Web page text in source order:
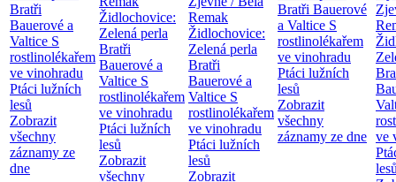
Bratři
Bauerové a
Valtice S
rostlinolékařem
ve vinohradu
Ptáci lužních
lesů
Zobrazit
všechny
záznamy ze
dne
Židlochovice:
Zelená perla
Bratři
Bauerové a
Valtice S
rostlinolékařem
ve vinohradu
Ptáci lužních
lesů
Zobrazit
všechny
Remak
Židlochovice:
Zelená perla
Bratři
Bauerové a
Valtice S
rostlinolékařem
ve vinohradu
Ptáci lužních
lesů
Zobrazit
Bratři Bauerové
a Valtice S
rostlinolékařem
ve vinohradu
Ptáci lužních
lesů
Zobrazit
všechny
záznamy ze dne ve